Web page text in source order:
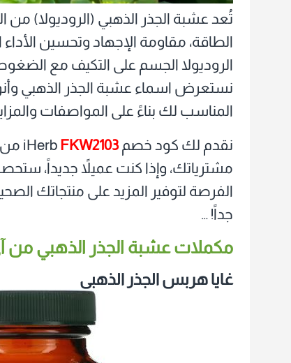
تُعد عشبة الجذر الذهبي (الروديولا) من
الطاقة، مقاومة الإجهاد وتحسين
الروديولا الجسم على التكيف مع الضغوط
نستعرض اسماء عشبة الجذر الذهبي
المناسب لك بناءً على المواصفات
نقدم لك كود خصم iHerbFKW2103
الفرصة لتوفير المزيد على منتجاتك
جداً! …
مكملات عشبة الجذر الذهبي من
غايا هربس الجذر الذهبي